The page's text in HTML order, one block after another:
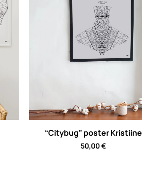
“Citybug” poster Kristiine
50,00€